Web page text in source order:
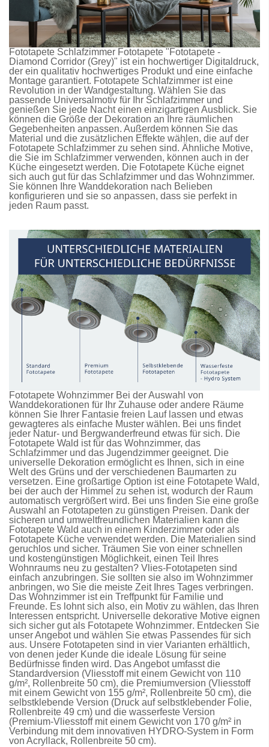
Fototapete Schlafzimmer Fototapete "Fototapete -
Diamond Corridor (Grey)" ist ein hochwertiger Digitaldruck,
der ein qualitativ hochwertiges Produkt und eine einfache
Montage garantiert. Fototapete Schlafzimmer ist eine
Revolution in der Wandgestaltung. Wählen Sie das
passende Universalmotiv für Ihr Schlafzimmer und
genießen Sie jede Nacht einen einzigartigen Ausblick. Sie
können die Größe der Dekoration an Ihre räumlichen
Gegebenheiten anpassen. Außerdem können Sie das
Material und die zusätzlichen Effekte wählen, die auf der
Fototapete Schlafzimmer zu sehen sind. Ähnliche Motive,
die Sie im Schlafzimmer verwenden, können auch in der
Küche eingesetzt werden. Die Fototapete Küche eignet
sich auch gut für das Schlafzimmer und das Wohnzimmer.
Sie können Ihre Wanddekoration nach Belieben
konfigurieren und sie so anpassen, dass sie perfekt in
jeden Raum passt.
Fototapete Wohnzimmer Bei der Auswahl von
Wanddekorationen für Ihr Zuhause oder andere Räume
können Sie Ihrer Fantasie freien Lauf lassen und etwas
gewagteres als einfache Muster wählen. Bei uns findet
jeder Natur- und Bergwanderfreund etwas für sich. Die
Fototapete Wald ist für das Wohnzimmer, das
Schlafzimmer und das Jugendzimmer geeignet. Die
universelle Dekoration ermöglicht es Ihnen, sich in eine
Welt des Grüns und der verschiedenen Baumarten zu
versetzen. Eine großartige Option ist eine Fototapete Wald,
bei der auch der Himmel zu sehen ist, wodurch der Raum
automatisch vergrößert wird. Bei uns finden Sie eine große
Auswahl an Fototapeten zu günstigen Preisen. Dank der
sicheren und umweltfreundlichen Materialien kann die
Fototapete Wald auch in einem Kinderzimmer oder als
Fototapete Küche verwendet werden. Die Materialien sind
geruchlos und sicher. Träumen Sie von einer schnellen
und kostengünstigen Möglichkeit, einen Teil Ihres
Wohnraums neu zu gestalten? Vlies-Fototapeten sind
einfach anzubringen. Sie sollten sie also im Wohnzimmer
anbringen, wo Sie die meiste Zeit Ihres Tages verbringen.
Das Wohnzimmer ist ein Treffpunkt für Familie und
Freunde. Es lohnt sich also, ein Motiv zu wählen, das Ihren
Interessen entspricht. Universelle dekorative Motive eignen
sich sicher gut als Fototapete Wohnzimmer. Entdecken Sie
unser Angebot und wählen Sie etwas Passendes für sich
aus. Unsere Fototapeten sind in vier Varianten erhältlich,
von denen jeder Kunde die ideale Lösung für seine
Bedürfnisse finden wird. Das Angebot umfasst die
Standardversion (Vliesstoff mit einem Gewicht von 110
g/m², Rollenbreite 50 cm), die Premiumversion (Vliesstoff
mit einem Gewicht von 155 g/m², Rollenbreite 50 cm), die
selbstklebende Version (Druck auf selbstklebender Folie,
Rollenbreite 49 cm) und die wasserfeste Version
(Premium-Vliesstoff mit einem Gewicht von 170 g/m² in
Verbindung mit dem innovativen HYDRO-System in Form
von Acryllack, Rollenbreite 50 cm).